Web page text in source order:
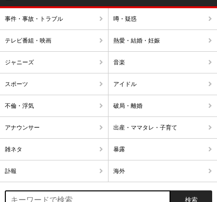
事件・事故・トラブル 噂・疑惑
テレビ番組・映画 熱愛・結婚・妊娠
ジャニーズ 音楽
スポーツ アイドル
不倫・浮気 破局・離婚
アナウンサー 出産・ママタレ・子育て
雑ネタ 暴露
訃報 海外